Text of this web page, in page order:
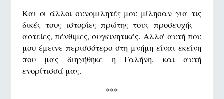
Και οι άλλοι συνομιλητές μου μίλησαν για τις
δικές τους ιστορίες πρώτης τους προσευχής –
αστείες, πένθιμες, συγκινητικές. Αλλά αυτή που
μου έμεινε περισσότερο στη μνήμη είναι εκείνη
που μας διηγήθηκε η Γαλήνη, και αυτή
ενορίτισσά μας.
***